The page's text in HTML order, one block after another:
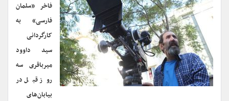
فاخر «سلمان
فارسی» به
کارگردانی
سید داوود
میرباقری سه
روز قبل در
بیابان‌های